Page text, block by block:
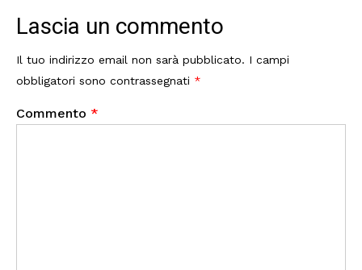
Lascia un commento
Il tuo indirizzo email non sarà pubblicato. I campi
obbligatori sono contrassegnati *
Commento *